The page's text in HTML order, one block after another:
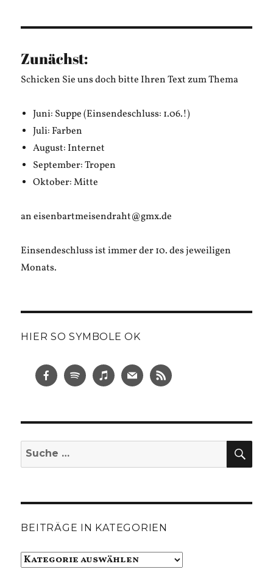
Zunächst:
Schicken Sie uns doch bitte Ihren Text zum Thema
Juni: Suppe (Einsendeschluss: 1.06.!)
Juli: Farben
August: Internet
September: Tropen
Oktober: Mitte
an eisenbartmeisendraht@gmx.de
Einsendeschluss ist immer der 10. des jeweiligen
Monats.
HIER SO SYMBOLE OK
Suche
nach:
BEITRÄGE IN KATEGORIEN
Beiträge